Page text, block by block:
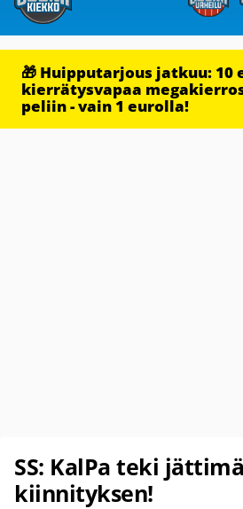
🎁 Huipputarjous jatkuu: 10
kierrätysvapaa
peliin - vain 1 eurolla!
SS: KalPa teki
kiinnityksen!